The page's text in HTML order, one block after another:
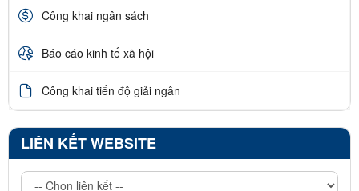
Công khai ngân sách
Báo cáo kinh tế xã hội
Công khai tiến độ giải ngân
LIÊN KẾT WEBSITE